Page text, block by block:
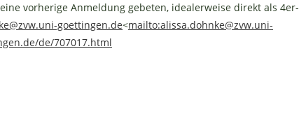
vorherige Anmeldung gebeten, idealerweise direkt als 4er-
goettingen.de<mailto:alissa.dohnke@zvw.uni-
de/707017.html